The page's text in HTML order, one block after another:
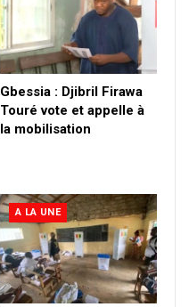
Gbessia : Djibril Firawa
Touré vote et appelle à
la mobilisation
A LA UNE